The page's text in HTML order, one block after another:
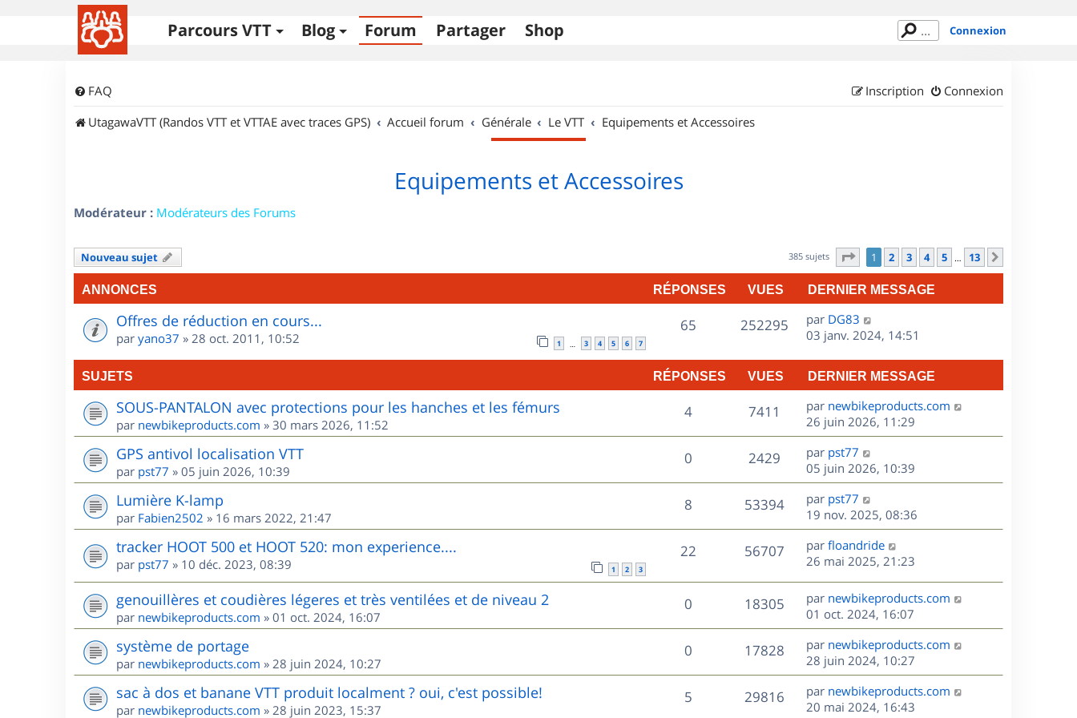
Parcours VTT Blog Forum Partager Shop Connexion
FAQ Connexion
Inscription
UtagawaVTT (Randos VTT et VTTAE avec traces GPS)
Accueil forum Générale Le VTT Equipements et Accessoires
Equipements et Accessoires
Modérateur : Modérateurs des Forums
Nouveau sujet 385 sujets Page sur13
1 2 3 4 5 … 13
ANNONCES RÉPONSES VUES DERNIER MESSAGE
Offres de réduction en cours...
par yano37 » 28 oct. 2011, 10:52 1 … 3 4 5 6 7
65R
p
n
s
252295V
D
e
r
m
e
s
s
a
g
e
par DG83
03 janv. 2024, 14:51
SUJETS RÉPONSES VUES DERNIER MESSAGE
SOUS-PANTALON avec protections pour les hanches et les fémurs
par newbikeproducts.com » 30 mars 2026, 11:52
4R
é
o
n
s
e
s
7411
u
s
D
e
r
n
i
e
r
m
e
s
s
a
g
e
par newbikeproducts.com
26 juin 2026, 11:29
GPS antivol localisation VTT
par pst77 » 05 juin 2026, 10:39
0R
é
p
o
s
e
s
2429V
u
e
s
D
e
r
n
i
e
r
m
e
s
s
a
g
e
par pst77
05 juin 2026, 10:39
Lumière K-lamp
par Fabien2502 » 16 mars 2022, 21:47
8R
é
p
s
e
s
53394V
u
D
e
r
n
i
r
m
e
s
s
a
g
e
par pst77
19 nov. 2025, 08:36
tracker HOOT 500 et HOOT 520: mon experience....
par pst77 » 10 déc. 2023, 08:39 1 2 3
22R
é
56707V
u
e
D
e
i
e
r
m
e
s
s
par floandride
26 mai 2025, 21:23
genouillères et coudières légeres et très ventilées et de niveau 2
par newbikeproducts.com » 01 oct. 2024, 16:07
0R
é
18305V
u
e
D
e
r
n
i
e
r
m
par newbikeproducts.com
01 oct. 2024, 16:07
système de portage
par newbikeproducts.com » 28 juin 2024, 10:27
0R
é
17828V
u
e
D
e
r
n
i
par newbikeproducts.com
28 juin 2024, 10:27
sac à dos et banane VTT produit localment ? oui, c'est possible!
par newbikeproducts.com » 28 juin 2023, 15:37
5R
29816V
D
e
par newbikeproducts.com
20 mai 2024, 16:43